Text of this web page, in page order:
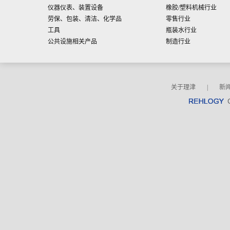
仪器仪表、装置设备
劳保、包装、清洁、化学品
工具
公共设施相关产品
橡胶/塑料机械行业
零售行业
瓶装水行业
制造行业
关于理津 新